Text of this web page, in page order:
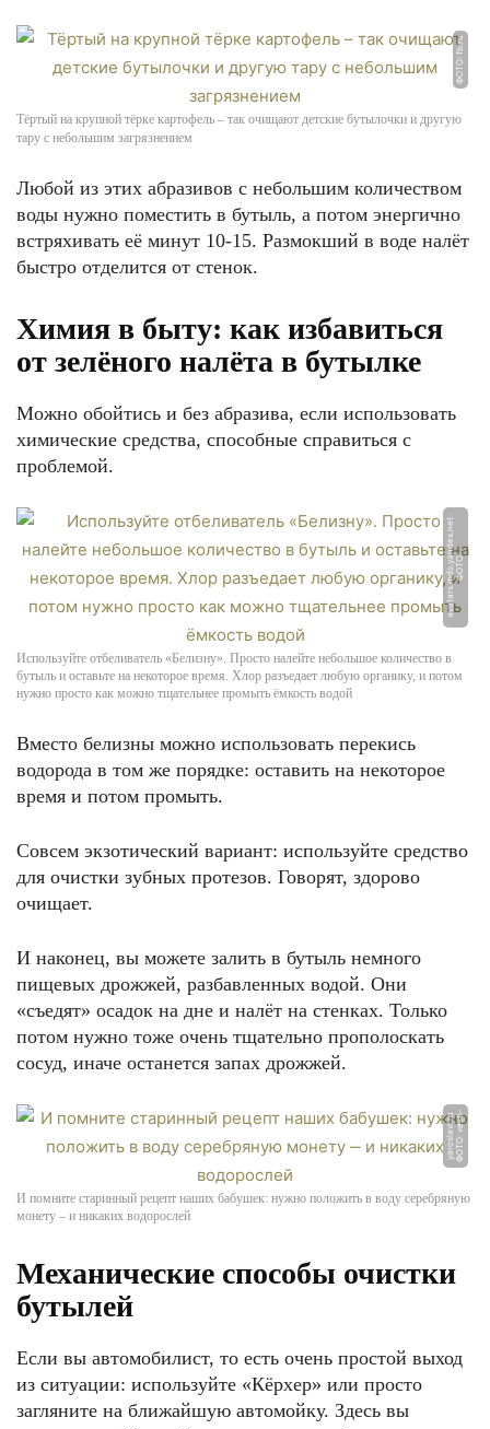
ФОТО: fb.ru
Тёртый на крупной тёрке картофель – так очищают детские бутылочки и другую
тару с небольшим загрязнением
Любой из этих абразивов с небольшим количеством
воды нужно поместить в бутыль, а потом энергично
встряхивать её минут 10-15. Размокший в воде налёт
быстро отделится от стенок.
Химия в быту: как избавиться
от зелёного налёта в бутылке
Можно обойтись и без абразива, если использовать
химические средства, способные справиться с
проблемой.
Ф
О
Т
О:
a
v
a
t
a
r
s.
m
d
s.
y
a
n
d
e
x.
n
e
t
Используйте отбеливатель «Белизну». Просто налейте небольшое количество в
бутыль и оставьте на некоторое время. Хлор разъедает любую органику, и потом
нужно просто как можно тщательнее промыть ёмкость водой
Вместо белизны можно использовать перекись
водорода в том же порядке: оставить на некоторое
время и потом промыть.
Совсем экзотический вариант: используйте средство
для очистки зубных протезов. Говорят, здорово
очищает.
И наконец, вы можете залить в бутыль немного
пищевых дрожжей, разбавленных водой. Они
«съедят» осадок на дне и налёт на стенках. Только
потом нужно тоже очень тщательно прополоскать
сосуд, иначе останется запах дрожжей.
Ф
О
Т
О:
v
e
s
ti-
y
a
r
o
sl
a
vl.
r
u
И помните старинный рецепт наших бабушек: нужно положить в воду серебряную
монету ‒ и никаких водорослей
Механические способы очистки
бутылей
Если вы автомобилист, то есть очень простой выход
из ситуации: используйте «Кёрхер» или просто
загляните на ближайшую автомойку. Здесь вы